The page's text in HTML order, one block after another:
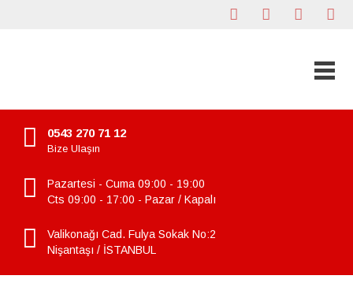
0543 270 71 12
Bize Ulaşın
Pazartesi - Cuma 09:00 - 19:00
Cts 09:00 - 17:00 - Pazar / Kapalı
Valikonağı Cad. Fulya Sokak No:2
Nişantaşı / İSTANBUL